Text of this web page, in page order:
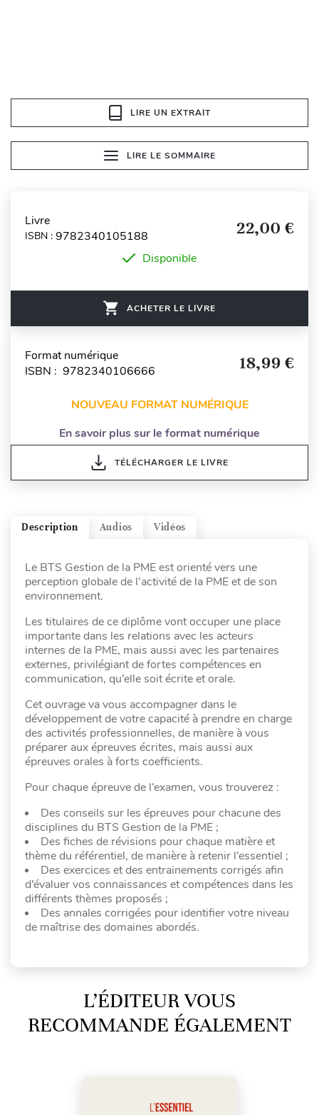
LIRE UN EXTRAIT
LIRE LE SOMMAIRE
Livre
ISBN : 9782340105188 22,00 €
Disponible
ACHETER LE LIVRE
Format numérique
ISBN : 9782340106666
18,99 €
NOUVEAU FORMAT NUMÉRIQUE
En savoir plus sur le format numérique
TÉLÉCHARGER LE LIVRE
Vidéos
Audios
Description
Le BTS Gestion de la PME est orienté vers une
perception globale de l’activité de la PME et de son
environnement.
Les titulaires de ce diplôme vont occuper une place
importante dans les relations avec les acteurs
internes de la PME, mais aussi avec les partenaires
externes, privilégiant de fortes compétences en
communication, qu’elle soit écrite et orale.
Cet ouvrage va vous accompagner dans le
développement de votre capacité à prendre en charge
des activités professionnelles, de manière à vous
préparer aux épreuves écrites, mais aussi aux
épreuves orales à forts coefficients.
Pour chaque épreuve de l’examen, vous trouverez :
Des conseils sur les épreuves pour chacune des
disciplines du BTS Gestion de la PME ;
Des fiches de révisions pour chaque matière et
thème du référentiel, de manière à retenir l’essentiel ;
Des exercices et des entrainements corrigés afin
d’évaluer vos connaissances et compétences dans les
différents thèmes proposés ;
Des annales corrigées pour identifier votre niveau
de maîtrise des domaines abordés.
L’ÉDITEUR VOUS
RECOMMANDE ÉGALEMENT